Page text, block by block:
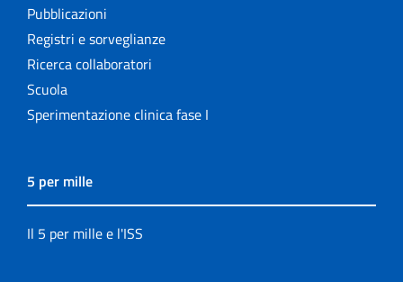
Pubblicazioni
Registri e sorveglianze
Ricerca collaboratori
Scuola
Sperimentazione clinica fase I
5 per mille
Il 5 per mille e l'ISS